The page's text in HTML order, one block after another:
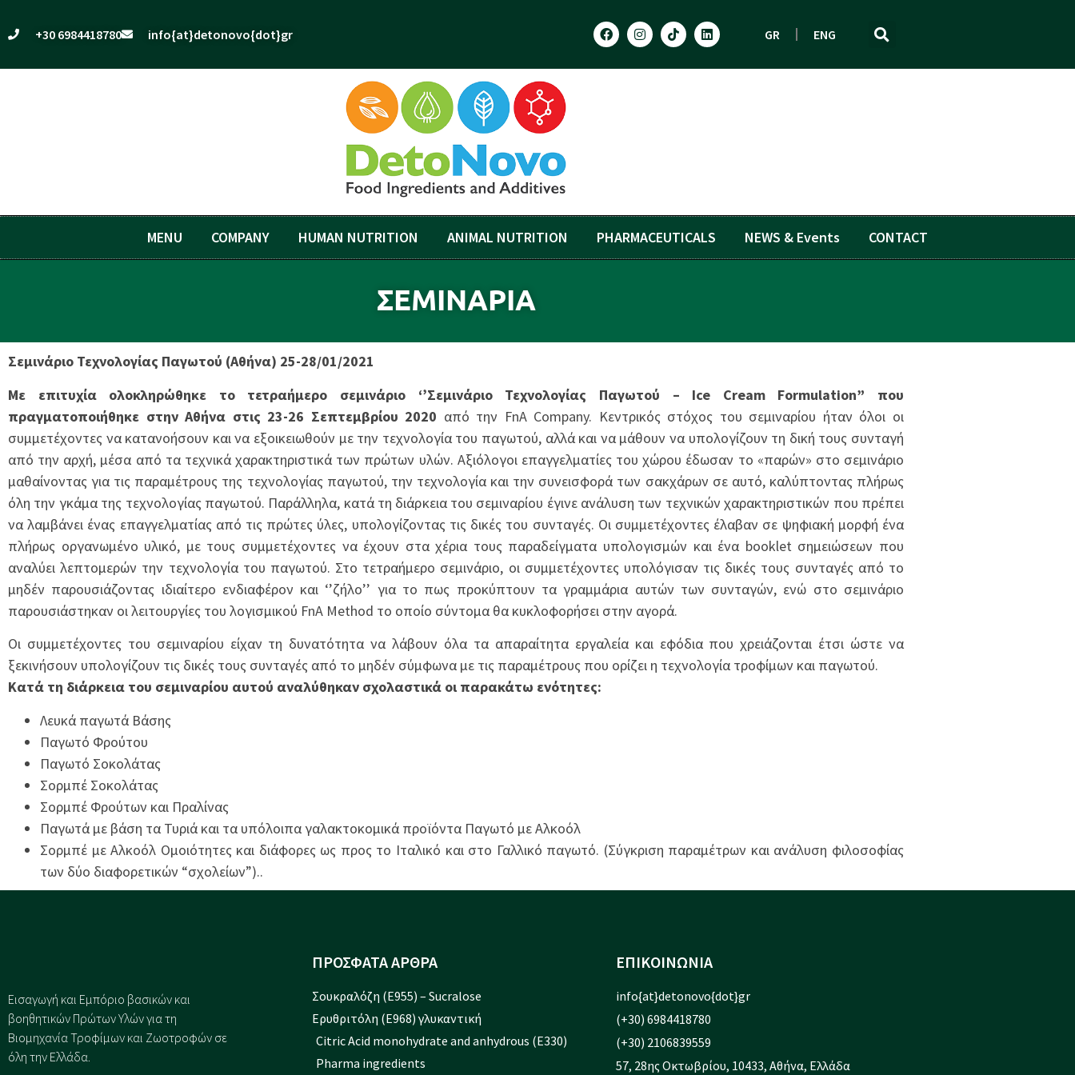
+30 6984418780 info{at}detonovo{dot}gr GR ENG
MENU COMPANY HUMAN NUTRITION ANIMAL NUTRITION PHARMACEUTICALS NEWS & Events CONTACT
ΣΕΜΙΝΑΡΙΑ
Σεμινάριο Τεχνολογίας Παγωτού (Aθήνα) 25-28/01/2021
Με επιτυχία ολοκληρώθηκε το τετραήμερο σεμινάριο ‘’Σεμινάριο Τεχνολογίας Παγωτού – Ice Cream Formulation” που
πραγματοποιήθηκε στην Αθήνα στις 23-26 Σεπτεμβρίου 2020 από την FnA Company. Κεντρικός στόχος του σεμιναρίου ήταν όλοι οι
συμμετέχοντες να κατανοήσουν και να εξοικειωθούν με την τεχνολογία του παγωτού, αλλά και να μάθουν να υπολογίζουν τη δική τους συνταγή
από την αρχή, μέσα από τα τεχνικά χαρακτηριστικά των πρώτων υλών. Αξιόλογοι επαγγελματίες του χώρου έδωσαν το «παρών» στο σεμινάριο
μαθαίνοντας για τις παραμέτρους της τεχνολογίας παγωτού, την τεχνολογία και την συνεισφορά των σακχάρων σε αυτό, καλύπτοντας πλήρως
όλη την γκάμα της τεχνολογίας παγωτού. Παράλληλα, κατά τη διάρκεια του σεμιναρίου έγινε ανάλυση των τεχνικών χαρακτηριστικών που πρέπει
να λαμβάνει ένας επαγγελματίας από τις πρώτες ύλες, υπολογίζοντας τις δικές του συνταγές. Οι συμμετέχοντες έλαβαν σε ψηφιακή μορφή ένα
πλήρως οργανωμένο υλικό, με τους συμμετέχοντες να έχουν στα χέρια τους παραδείγματα υπολογισμών και ένα booklet σημειώσεων που
αναλύει λεπτομερών την τεχνολογία του παγωτού. Στο τετραήμερο σεμινάριο, οι συμμετέχοντες υπολόγισαν τις δικές τους συνταγές από το
μηδέν παρουσιάζοντας ιδιαίτερο ενδιαφέρον και ‘’ζήλο’’ για το πως προκύπτουν τα γραμμάρια αυτών των συνταγών, ενώ στο σεμινάριο
παρουσιάστηκαν οι λειτουργίες του λογισμικού FnA Method το οποίο σύντομα θα κυκλοφορήσει στην αγορά.
Οι συμμετέχοντες του σεμιναρίου είχαν τη δυνατότητα να λάβουν όλα τα απαραίτητα εργαλεία και εφόδια που χρειάζονται έτσι ώστε να
ξεκινήσουν υπολογίζουν τις δικές τους συνταγές από το μηδέν σύμφωνα με τις παραμέτρους που ορίζει η τεχνολογία τροφίμων και παγωτού.
Κατά τη διάρκεια του σεμιναρίου αυτού αναλύθηκαν σχολαστικά οι παρακάτω ενότητες:
Λευκά παγωτά Βάσης
Παγωτό Φρούτου
Παγωτό Σοκολάτας
Σορμπέ Σοκολάτας
Σορμπέ Φρούτων και Πραλίνας
Παγωτά με βάση τα Τυριά και τα υπόλοιπα γαλακτοκομικά προϊόντα Παγωτό με Αλκοόλ
Σορμπέ με Αλκοόλ Ομοιότητες και διάφορες ως προς το Ιταλικό και στο Γαλλικό παγωτό. (Σύγκριση παραμέτρων και ανάλυση φιλοσοφίας
των δύο διαφορετικών “σχολείων”)..
Εισαγωγή και Eμπόριο βασικών και
βοηθητικών Πρώτων Υλών για τη
Βιομηχανία Τροφίμων και Ζωοτροφών σε
όλη την Ελλάδα.
ΠΡΟΣΦΑΤΑ ΑΡΘΡΑ
Σουκραλόζη (Ε955) – Sucralose
Ερυθριτόλη (Ε968) γλυκαντική
Citric Acid monohydrate and anhydrous (E330)
Pharma ingredients
ΕΠΙΚΟΙΝΩΝΙΑ
info{at}detonovo{dot}gr
(+30) 6984418780
(+30) 2106839559
57, 28ης Οκτωβρίου, 10433, Αθήνα, Ελλάδα